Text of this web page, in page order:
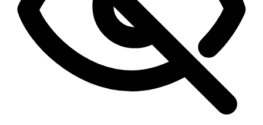
Perfeito! Posso acompanhar o progresso ao vivo?
Incrível, vocês são os melhores 🧡